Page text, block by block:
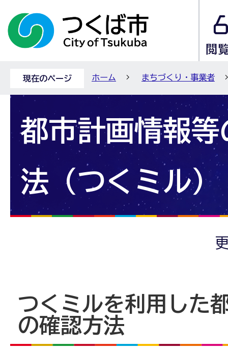
現在のページ ホーム まちづくり・事業者
都市計画情報等
法（つくミル）
つくミルを利用した
の確認方法